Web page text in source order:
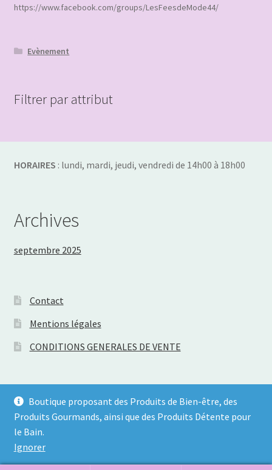
Boutique proposant des Produits de Bien-être, des
Produits Gourmands, ainsi que des Produits Détente pour
le Bain.
Ignorer
https://www.facebook.com/groups/LesFeesdeMode44/
Evènement
Filtrer par attribut
HORAIRES : lundi, mardi, jeudi, vendredi de 14h00 à 18h00
Archives
septembre 2025
Contact
Mentions légales
CONDITIONS GENERALES DE VENTE
© Les Fées de Mode 2026
Politique de confidentialité